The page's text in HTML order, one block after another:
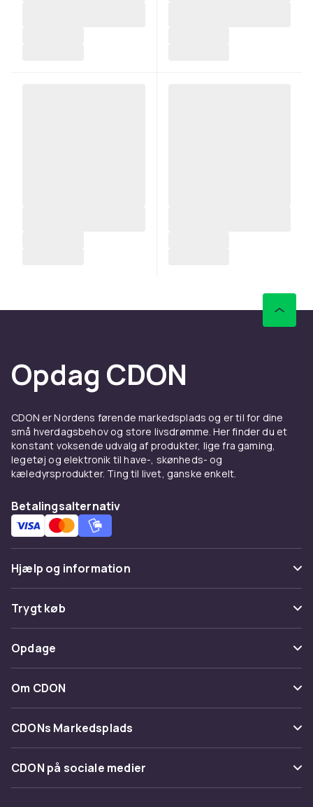
Opdag CDON
CDON er Nordens førende markedsplads og er til for dine
små hverdagsbehov og store livsdrømme. Her finder du et
konstant voksende udvalg af produkter, lige fra gaming,
legetøj og elektronik til have-, skønheds- og
kæledyrsprodukter. Ting til livet, ganske enkelt.
Betalingsalternativ
Hjælp og information
Ofte stillede spørgsmål
Spor pakke
Fortryd & returner her
Kontakt os
Trygt køb
Betaling
Levering
Tilbagekaldelser
Opdage
Kategorier
Maerke
Om CDON
Om os
Kundeanmeldelser
Arbejd på CDON
CDONs Markedsplads
Merchant Help Center
CDON på sociale medier